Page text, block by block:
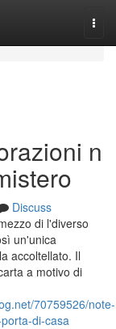
n
Discuss
di l'diverso
un'unica
accoltellato. Il
a motivo di
70759526/note-
di-casa